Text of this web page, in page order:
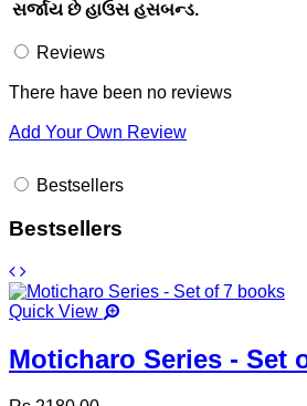
સર્જાય છે હાઉસ હસબન્ડ.
Reviews
There have been no reviews
Add Your Own Review
Bestsellers
Bestsellers
Quick View
Moticharo Series - Set